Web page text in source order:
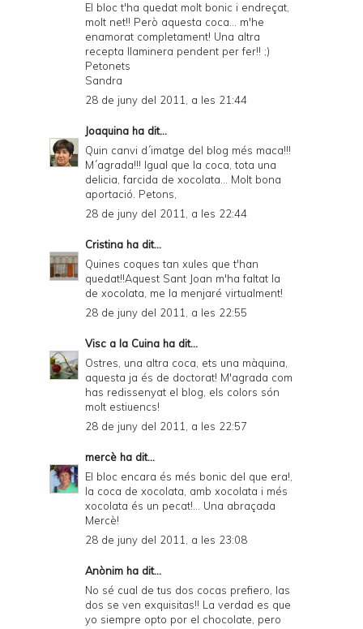
El bloc t'ha quedat molt bonic i endreçat,
molt net!! Però aquesta coca... m'he
enamorat completament! Una altra
recepta llaminera pendent per fer!! ;)
Petonets
Sandra
28 de juny del 2011, a les 21:44
Joaquina ha dit...
Quin canvi d´imatge del blog més maca!!!
M´agrada!!! Igual que la coca, tota una
delicia, farcida de xocolata... Molt bona
aportació. Petons,
28 de juny del 2011, a les 22:44
Cristina ha dit...
Quines coques tan xules que t'han
quedat!!Aquest Sant Joan m'ha faltat la
de xocolata, me la menjaré virtualment!
28 de juny del 2011, a les 22:55
Visc a la Cuina ha dit...
Ostres, una altra coca, ets una màquina,
aquesta ja és de doctorat! M'agrada com
has redissenyat el blog, els colors són
molt estiuencs!
28 de juny del 2011, a les 22:57
mercè ha dit...
El bloc encara és més bonic del que era!,
la coca de xocolata, amb xocolata i més
xocolata és un pecat!... Una abraçada
Mercè!
28 de juny del 2011, a les 23:08
Anònim ha dit...
No sé cual de tus dos cocas prefiero, las
dos se ven exquisitas!! La verdad es que
yo siempre opto por el chocolate, pero